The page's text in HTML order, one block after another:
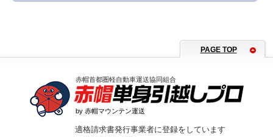
PAGE TOP
by 赤帽マウンテン運送
赤帽首都圏軽自動車運送協同組合
適格請求書発行事業者に登録をしています